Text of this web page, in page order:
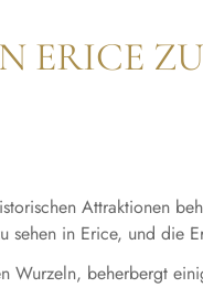
ERICE
Attraktionen
sehen in Erice, und die
Wurzeln, beherbergt